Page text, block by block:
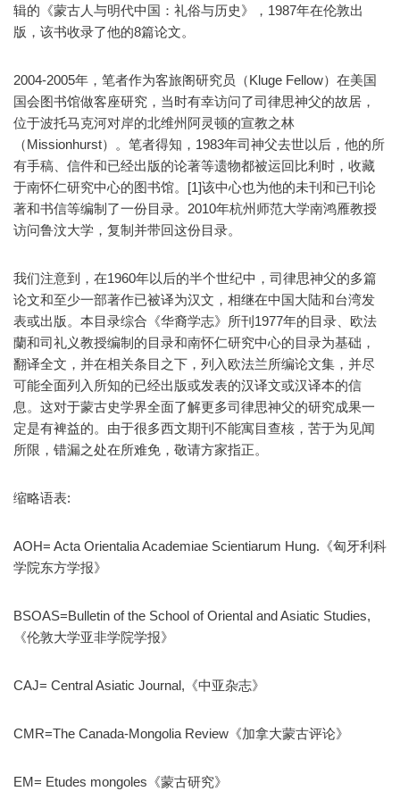
辑的《蒙古人与明代中国：礼俗与历史》，1987年在伦敦出
版，该书收录了他的8篇论文。
2004-2005年，笔者作为客旅阁研究员（Kluge Fellow）在美国
国会图书馆做客座研究，当时有幸访问了司律思神父的故居，
位于波托马克河对岸的北维州阿灵顿的宣教之林
（Missionhurst）。笔者得知，1983年司神父去世以后，他的所
有手稿、信件和已经出版的论著等遗物都被运回比利时，收藏
于南怀仁研究中心的图书馆。[1]该中心也为他的未刊和已刊论
著和书信等编制了一份目录。2010年杭州师范大学南鸿雁教授
访问鲁汶大学，复制并带回这份目录。
我们注意到，在1960年以后的半个世纪中，司律思神父的多篇
论文和至少一部著作已被译为汉文，相继在中国大陆和台湾发
表或出版。本目录综合《华裔学志》所刊1977年的目录、欧法
蘭和司礼义教授编制的目录和南怀仁研究中心的目录为基础，
翻译全文，并在相关条目之下，列入欧法兰所编论文集，并尽
可能全面列入所知的已经出版或发表的汉译文或汉译本的信
息。这对于蒙古史学界全面了解更多司律思神父的研究成果一
定是有裨益的。由于很多西文期刊不能寓目查核，苦于为见闻
所限，错漏之处在所难免，敬请方家指正。
缩略语表:
AOH= Acta Orientalia Academiae Scientiarum Hung.《匈牙利科
学院东方学报》
BSOAS=Bulletin of the School of Oriental and Asiatic Studies,
《伦敦大学亚非学院学报》
CAJ= Central Asiatic Journal,《中亚杂志》
CMR=The Canada-Mongolia Review《加拿大蒙古评论》
EM= Etudes mongoles《蒙古研究》